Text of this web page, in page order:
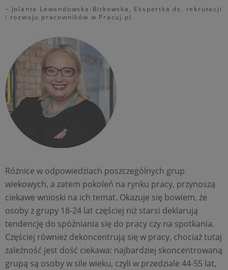
– Jolanta Lewandowska-Bitkowska, Ekspertka ds. rekrutacji
i rozwoju pracowników w Pracuj.pl.
Różnice w odpowiedziach poszczególnych grup
wiekowych, a zatem pokoleń na rynku pracy, przynoszą
ciekawe wnioski na ich temat. Okazuje się bowiem, że
osoby z grupy 18-24 lat częściej niż starsi deklarują
tendencję do spóźniania się do pracy czy na spotkania.
Częściej również dekoncentrują się w pracy, chociaż tutaj
zależność jest dość ciekawa: najbardziej skoncentrowaną
grupą są osoby w sile wieku, czyli w przedziale 44-55 lat,